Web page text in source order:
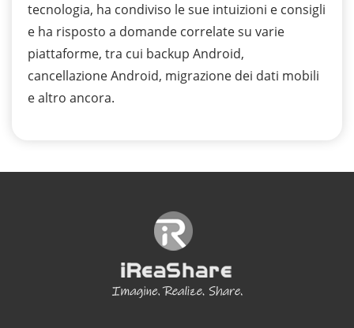
tecnologia, ha condiviso le sue intuizioni e consigli
e ha risposto a domande correlate su varie
piattaforme, tra cui backup Android,
cancellazione Android, migrazione dei dati mobili
e altro ancora.